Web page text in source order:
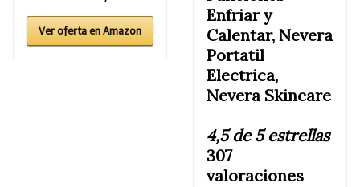
Ver oferta en Amazon
Enfriar y
Calentar, Nevera
Portatil
Electrica,
Nevera Skincare
4,5 de 5 estrellas
307
valoraciones